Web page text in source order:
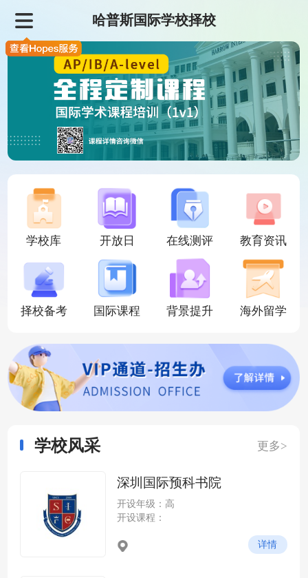
哈普斯国际学校择校
学校库 开放日 在线测评 教育资讯
择校备考 国际课程 背景提升 海外留学
学校风采 更多>
深圳国际预科书院
开设年级：高
开设课程：
详情